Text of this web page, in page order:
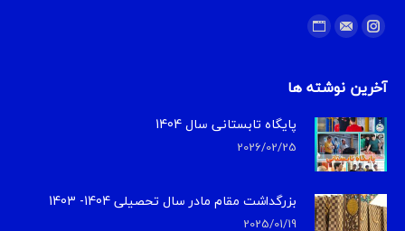
Find us on:
Instagram
Mail
Website
آخرین نوشته ها
پایگاه تابستانی سال 1404
2026/02/25
بزرگداشت مقام مادر سال تحصیلی 1404- 1403
2025/01/19